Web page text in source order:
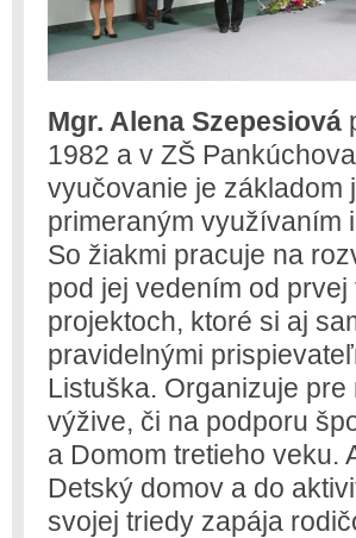
Mgr. Alena Szepesiová
1982 a v ZŠ
vyučovanie je základom
primeraným využívaním
So žiakmi pracuje na
pod jej vedením od
projektoch, ktoré si aj
pravidelnými
Listuška. Organizuje
výžive, či na podporu
a Domom tretieho veku.
Detský domov a do
svojej triedy zapája